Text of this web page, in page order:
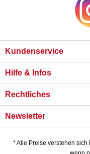
Kundenservice
Hilfe & Infos
Rechtliches
Newsletter
* Alle Preise verstehen